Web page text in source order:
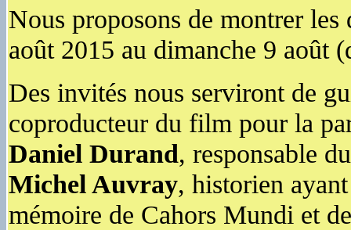
Nous proposons de montrer
août 2015 au dimanche 9 août
Des invités nous serviront de
coproducteur du film pour la
Daniel Durand, responsable
Michel Auvray, historien
mémoire de Cahors Mundi et